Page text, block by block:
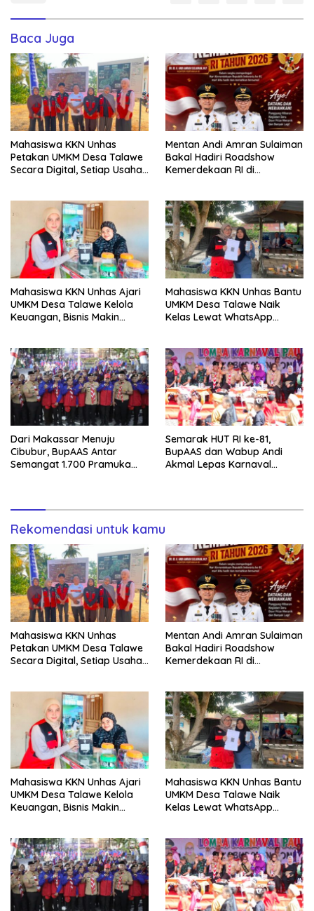
Baca Juga
Mahasiswa KKN Unhas
Petakan UMKM Desa Talawe
Secara Digital, Setiap Usaha
Mentan Andi Amran Sulaiman
Bakal Hadiri Roadshow
Kemerdekaan RI di
Dibagikan
Mahasiswa KKN Unhas Ajari
UMKM Desa Talawe Kelola
Keuangan, Bisnis Makin
Mahasiswa KKN Unhas Bantu
UMKM Desa Talawe Naik
Kelas Lewat WhatsApp
Dari Makassar Menuju
Cibubur, BupAAS Antar
Semangat 1.700 Pramuka
Semarak HUT RI ke-81,
BupAAS dan Wabup Andi
Akmal Lepas Karnaval
Rekomendasi untuk kamu
Mahasiswa KKN Unhas
Petakan UMKM Desa Talawe
Secara Digital, Setiap Usaha
Mentan Andi Amran Sulaiman
Bakal Hadiri Roadshow
Kemerdekaan RI di
Dibagikan
Mahasiswa KKN Unhas Ajari
UMKM Desa Talawe Kelola
Keuangan, Bisnis Makin
Mahasiswa KKN Unhas Bantu
UMKM Desa Talawe Naik
Kelas Lewat WhatsApp